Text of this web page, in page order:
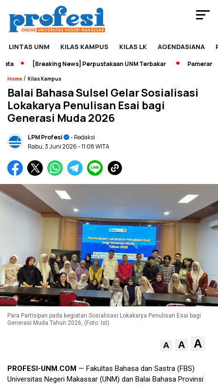
LINTAS UNM KILAS KAMPUS KILAS LK AGENDASIANA
[Breaking News] Perpustakaan UNM Terbakar Pameran
Home / Kilas Kampus
Balai Bahasa Sulsel Gelar Sosialisasi
Lokakarya Penulisan Esai bagi
Generasi Muda 2026
LPM Profesi
- Redaksi
Rabu, 3 Juni 2026- 11:08 WITA
Para Partisipan pada kegiatan Sosialisasi Lokakarya Penulisan Esai bagi
Generasi Muda Tahun 2026, (Foto: Ist)
A A A
PROFESI-UNM.COM — Fakultas Bahasa dan Sastra (FBS)
Universitas Negeri Makassar (UNM) dan Balai Bahasa Provinsi